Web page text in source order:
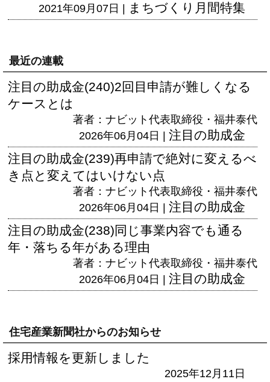
2021年09月07日 | まちづくり月間特集
最近の連載
注目の助成金(240)2回目申請が難しくなる
ケースとは
著者：ナビット代表取締役・福井泰代
2026年06月04日 | 注目の助成金
注目の助成金(239)再申請で絶対に変えるべ
き点と変えてはいけない点
著者：ナビット代表取締役・福井泰代
2026年06月04日 | 注目の助成金
注目の助成金(238)同じ事業内容でも通る
年・落ちる年がある理由
著者：ナビット代表取締役・福井泰代
2026年06月04日 | 注目の助成金
住宅産業新聞社からのお知らせ
採用情報を更新しました
2025年12月11日